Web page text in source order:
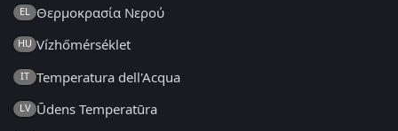
EL Θερμοκρασία Νερού
HU Vízhőmérséklet
IT Temperatura dell'Acqua
LV Ūdens Temperatūra